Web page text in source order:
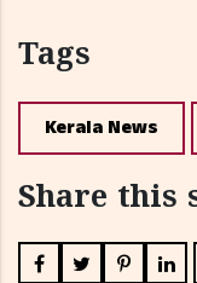
Tags
Kerala News
Share this